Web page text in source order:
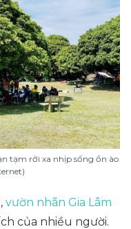
tạm rời xa nhịp sống ồn ào
vườn nhãn Gia Lâm
của nhiều người.